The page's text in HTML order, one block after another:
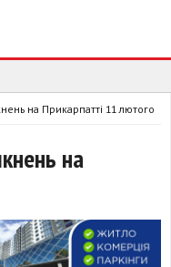
на Прикарпатті 11 лютого
на